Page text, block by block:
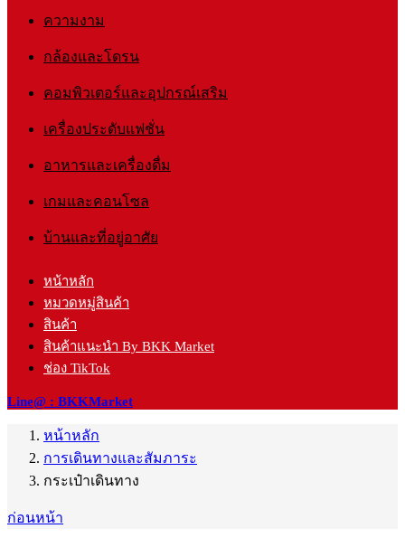
ความงาม
กล้องและโดรน
คอมพิวเตอร์และอุปกรณ์เสริม
เครื่องประดับแฟชั่น
อาหารและเครื่องดื่ม
เกมและคอนโซล
บ้านและที่อยู่อาศัย
หน้าหลัก
หมวดหมู่สินค้า
สินค้า
สินค้าแนะนำ By BKK Market
ช่อง TikTok
Line@ : BKKMarket
หน้าหลัก
การเดินทางและสัมภาระ
กระเป๋าเดินทาง
ก่อนหน้า